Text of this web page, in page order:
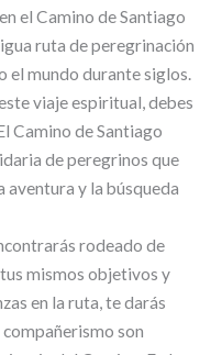
el Camino de Santiago
ruta de peregrinación
el mundo durante siglos.
viaje espiritual, debes
Camino de Santiago
de peregrinos que
aventura y la búsqueda
rodeado de
mismos objetivos y
en la ruta, te darás
son